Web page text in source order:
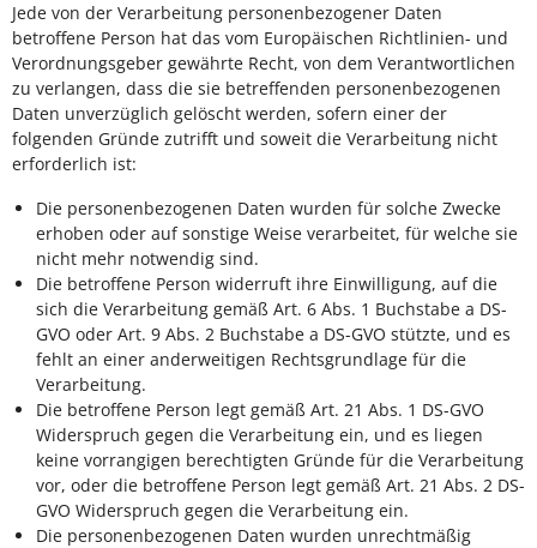
Jede von der Verarbeitung personenbezogener Daten
betroffene Person hat das vom Europäischen Richtlinien- und
Verordnungsgeber gewährte Recht, von dem Verantwortlichen
zu verlangen, dass die sie betreffenden personenbezogenen
Daten unverzüglich gelöscht werden, sofern einer der
folgenden Gründe zutrifft und soweit die Verarbeitung nicht
erforderlich ist:
Die personenbezogenen Daten wurden für solche Zwecke
erhoben oder auf sonstige Weise verarbeitet, für welche sie
nicht mehr notwendig sind.
Die betroffene Person widerruft ihre Einwilligung, auf die
sich die Verarbeitung gemäß Art. 6 Abs. 1 Buchstabe a DS-
GVO oder Art. 9 Abs. 2 Buchstabe a DS-GVO stützte, und es
fehlt an einer anderweitigen Rechtsgrundlage für die
Verarbeitung.
Die betroffene Person legt gemäß Art. 21 Abs. 1 DS-GVO
Widerspruch gegen die Verarbeitung ein, und es liegen
keine vorrangigen berechtigten Gründe für die Verarbeitung
vor, oder die betroffene Person legt gemäß Art. 21 Abs. 2 DS-
GVO Widerspruch gegen die Verarbeitung ein.
Die personenbezogenen Daten wurden unrechtmäßig